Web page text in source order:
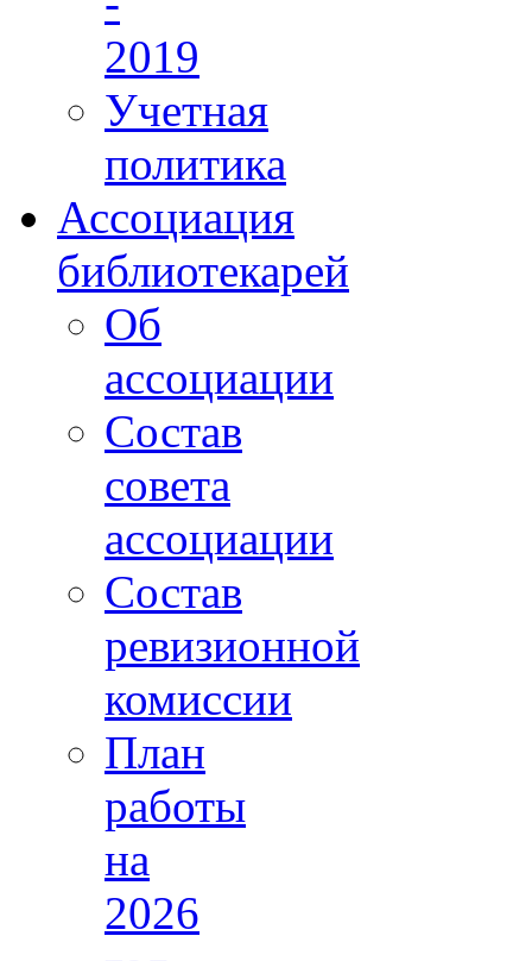
2019
Учетная
политика
Ассоциация
библиотекарей
Об
ассоциации
Состав
совета
ассоциации
Состав
ревизионной
комиссии
План
работы
на
2026